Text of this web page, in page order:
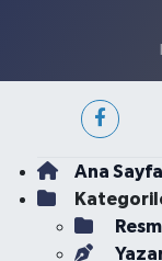
Ana Sayfa